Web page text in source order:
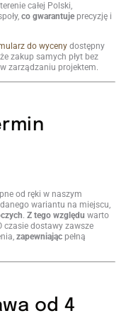
całej Polski,
co gwarantuje precyzję i
do wyceny dostępny
zakup samych płyt bez
zarządzaniu projektem.
od ręki w naszym
wariantu na miejscu,
.Z tego względu warto
czasie dostawy zawsze
zapewniając pełną
od 4